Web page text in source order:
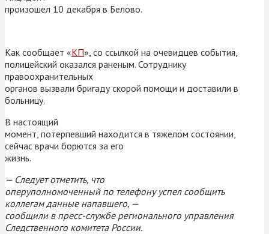
произошел 10 декабря в Белово.
Как сообщает «КП», со ссылкой на очевидцев события,
полицейский оказался раненым. Сотруднику
правоохранительных
органов вызвали бригаду скорой помощи и доставили в
больницу.
В настоящий
момент, потерпевший находится в тяжелом состоянии,
сейчас врачи борются за его
жизнь.
— Следует отметить, что
оперуполномоченный по телефону успел сообщить
коллегам данные напавшего, —
сообщили в пресс-службе регионального управления
Следственного комитета России.